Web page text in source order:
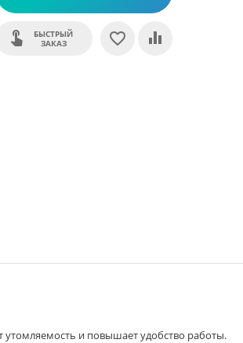
БЫСТРЫЙ
ЗАКАЗ
и повышает удобство работы.